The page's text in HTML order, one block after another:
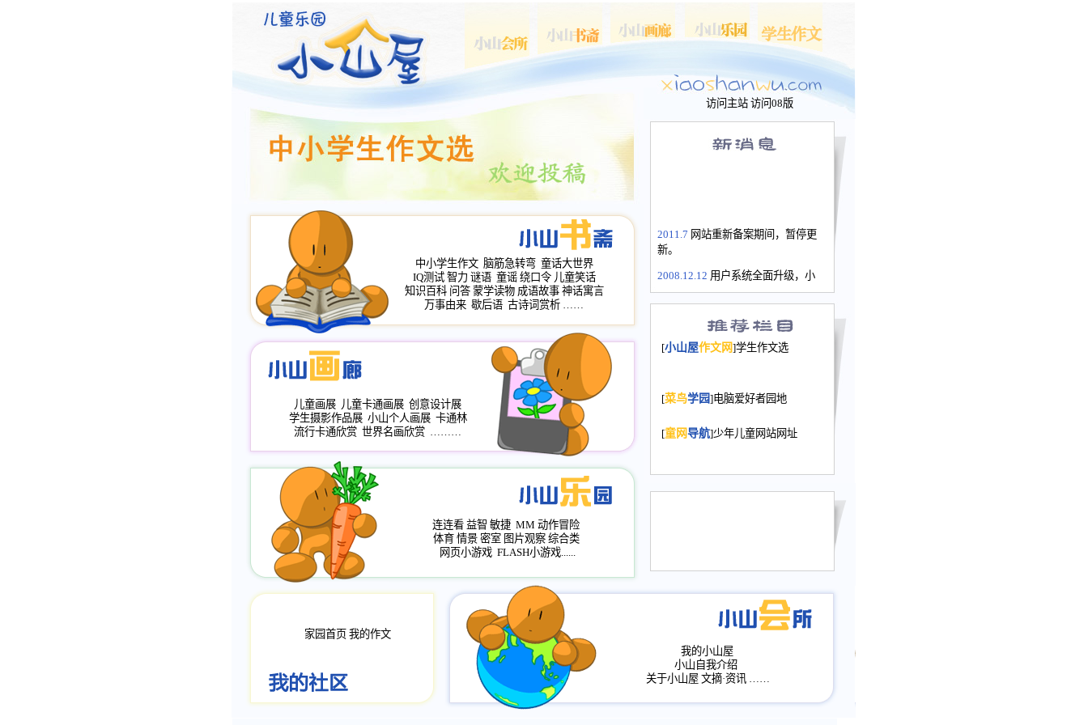
访问主站 访问08版
2011.7 网站重新备案期间，暂停更
新。
2008.12.12 用户系统全面升级，小
长会、家园网－个人空间，用户一
次注册全部通行。
2008.12.12家园网正式运行，域
年，2009版提前启用，小山屋全面
小山画廊均增加多个新栏目。。
评分、顶功能，作文宝典改版。
[小山屋作文网]学生作文选
[菜鸟学园]电脑爱好者园地
[童网导航]少年儿童网站网址
中小学生作文 脑筋急转弯 童话大世界
IQ测试 智力 谜语 童谣 绕口令 儿童笑话
知识百科 问答 蒙学读物 成语故事 神话寓言
万事由来 歇后语 古诗词赏析 ……
儿童画展 儿童卡通画展 创意设计展
学生摄影作品展 小山个人画展 卡通林
流行卡通欣赏 世界名画欣赏 ………
连连看 益智 敏捷 MM 动作冒险
体育 情景 密室 图片观察 综合类
网页小游戏 FLASH小游戏......
家园首页 我的作文
我的小山屋
小山自我介绍
关于小山屋 文摘·资讯 ……